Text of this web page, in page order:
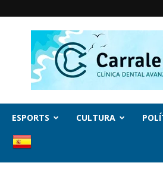
ESPORTS CULTURA